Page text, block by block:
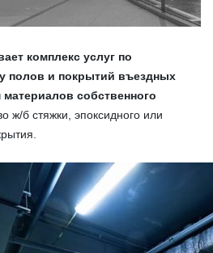
комплекс услуг по
полов и покрытий въездных
собственного
ж/б стяжки, эпоксидного или